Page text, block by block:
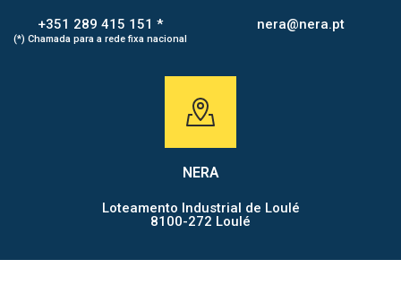
+351 289 415 151 *
(*) Chamada para a rede fixa nacional
nera@nera.pt
NERA
Loteamento Industrial de Loulé
8100-272 Loulé